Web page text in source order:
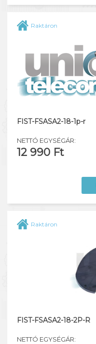
Raktáron
FIST-FSASA2-18-1p-r
NETTÓ EGYSÉGÁR:
12 990 Ft
Raktáron
FIST-FSASA2-18-2P-R
NETTÓ EGYSÉGÁR: